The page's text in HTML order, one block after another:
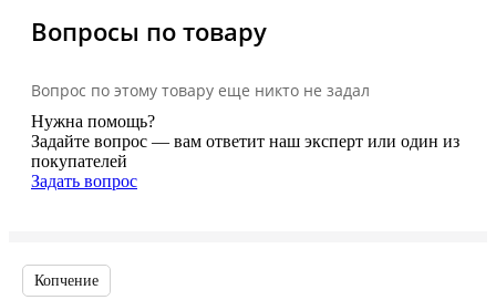
Вопросы по товару
Вопрос по этому товару еще никто не задал
Нужна помощь?
Задайте вопрос — вам ответит наш эксперт или один из
покупателей
Задать вопрос
Копчение